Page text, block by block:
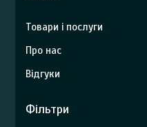
Товари і послуги
Про нас
Відгуки
Фільтри